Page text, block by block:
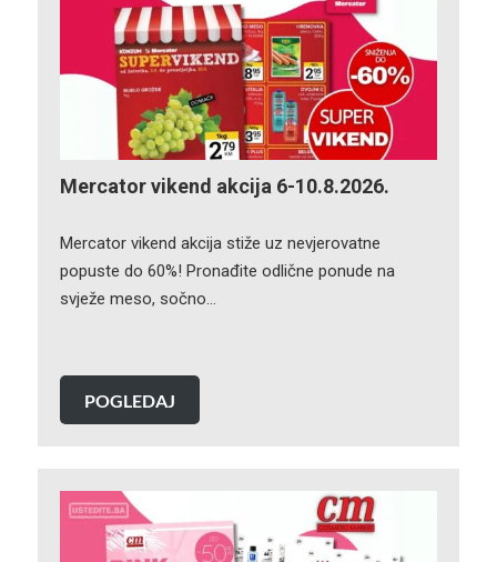
Mercator vikend akcija 6-10.8.2026.
Mercator vikend akcija stiže uz nevjerovatne
popuste do 60%! Pronađite odlične ponude na
svježe meso, sočno…
POGLEDAJ